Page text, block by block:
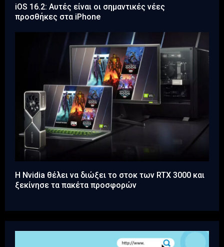
iOS 16.2: Αυτές είναι οι σημαντικές νέες
προσθήκες στα iPhone
Η Nvidia θέλει να διώξει το στοκ των RTX 3000 και
ξεκίνησε τα πακέτα προσφορών